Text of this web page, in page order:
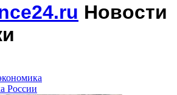
Новости
России